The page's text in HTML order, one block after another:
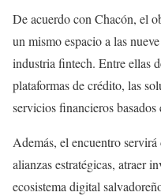
De acuerdo con Chacón, el
un mismo espacio a las
industria fintech. Entre ellas
plataformas de crédito, las
servicios financieros basados
Además, el encuentro
alianzas estratégicas, atraer
ecosistema digital